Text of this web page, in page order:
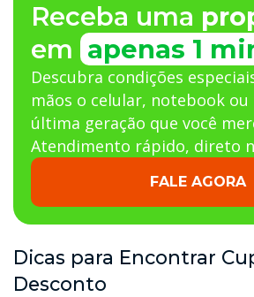
Receba uma
em apenas 1
Descubra condições
mãos o celular, notebook
última geração que você
Atendimento rápido, direto
FALE AGORA
Dicas para Encontrar
Desconto